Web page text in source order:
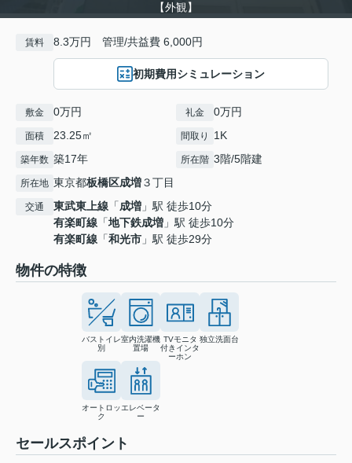
【外観】
賃料 8.3万円 管理/共益費 6,000円
初期費用シミュレーション
敷金 0万円 礼金 0万円
面積 23.25㎡ 間取り 1K
築年数 築17年 所在階 3階/5階建
所在地 東京都板橋区成増３丁目
交通 東武東上線 「成増 」駅 徒歩10分
有楽町線 「地下鉄成増 」駅 徒歩10分
有楽町線 「和光市 」駅 徒歩29分
物件の特徴
バストイレ
別
室内洗濯機
置場
TVモニタ
付きインタ
ーホン
独立洗面台
オートロッ
ク
エレベータ
ー
セールスポイント